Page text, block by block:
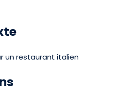
un restaurant italien